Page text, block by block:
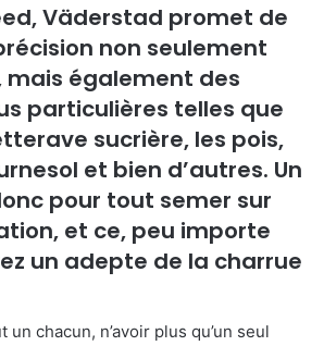
Väderstad promet de
non seulement
mais également des
particulières telles que
sucrière, les pois,
et bien d’autres. Un
pour tout semer sur
et ce, peu importe
un adepte de la charrue
un chacun, n’avoir plus qu’un seul